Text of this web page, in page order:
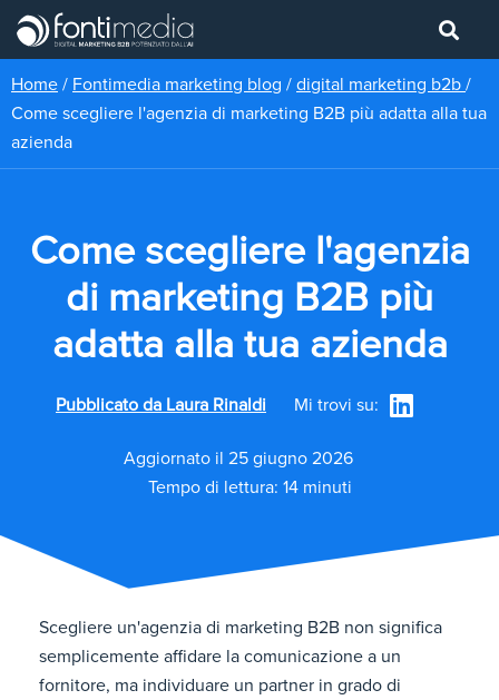
Home / Fontimedia marketing blog / digital marketing b2b /
Come scegliere l'agenzia di marketing B2B più adatta alla tua
azienda
Come scegliere l'agenzia
di marketing B2B più
adatta alla tua azienda
Pubblicato da Laura Rinaldi Mi trovi su:
Aggiornato il 25 giugno 2026
Tempo di lettura: 14 minuti
Scegliere un'agenzia di marketing B2B non significa
semplicemente affidare la comunicazione a un
fornitore, ma individuare un partner in grado di